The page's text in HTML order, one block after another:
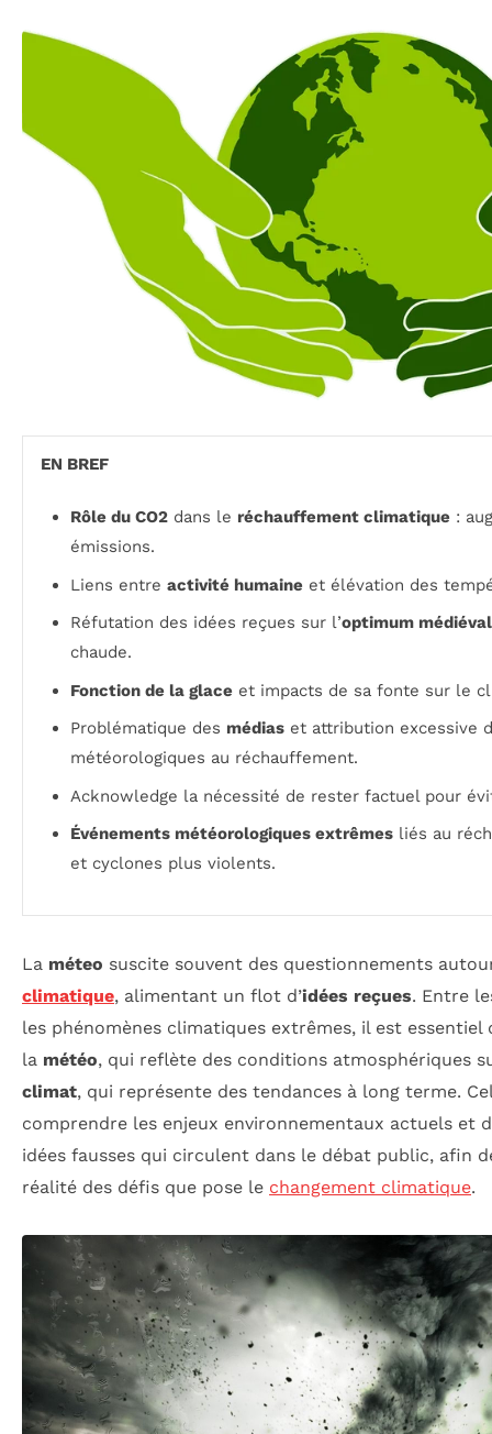
EN BREF
Rôle du CO2 dans le réchauffement climatique :
émissions.
Liens entre activité humaine et élévation des
Réfutation des idées reçues sur l’optimum médiéval
chaude.
Fonction de la glace et impacts de sa fonte sur le
Problématique des médias et attribution excessive
météorologiques au réchauffement.
Acknowledge la nécessité de rester factuel pour
Événements météorologiques extrêmes liés au
et cyclones plus violents.
La méteo suscite souvent des questionnements
climatique, alimentant un flot d’idées reçues. Entre
les phénomènes climatiques extrêmes, il est
la météo, qui reflète des conditions atmosphériques
climat, qui représente des tendances à long terme.
comprendre les enjeux environnementaux actuels et
idées fausses qui circulent dans le débat public, afin
réalité des défis que pose le changement climatique.